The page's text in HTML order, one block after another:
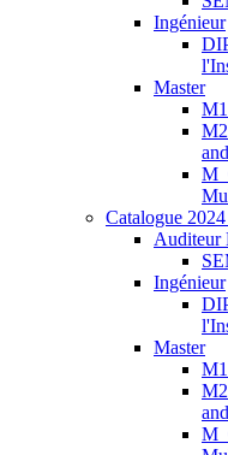
Ingénieur
Master
Catalogue
Auditeur
Ingénieur
Master